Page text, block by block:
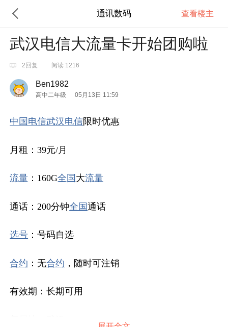
通讯数码 查看楼主
武汉电信大流量卡开始团购啦
2回复 阅读 1216
Ben1982
高中二年级 05月13日 11:59
中国电信武汉电信限时优惠
月租：39元/月
流量 ：160G全国 大流量
通话：200分钟全国通话
选号 ：号码自选
合约 ：无合约 ，随时可注销
有效期：长期可用